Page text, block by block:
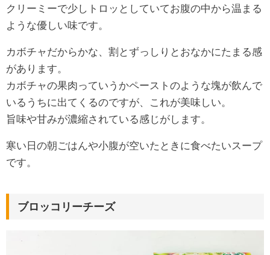
クリーミーで少しトロッとしていてお腹の中から温まる
ような優しい味です。
カボチャだからかな、割とずっしりとおなかにたまる感
があります。
カボチャの果肉っていうかペーストのような塊が飲んで
いるうちに出てくるのですが、これが美味しい。
旨味や甘みが濃縮されている感じがします。
寒い日の朝ごはんや小腹が空いたときに食べたいスープ
です。
ブロッコリーチーズ